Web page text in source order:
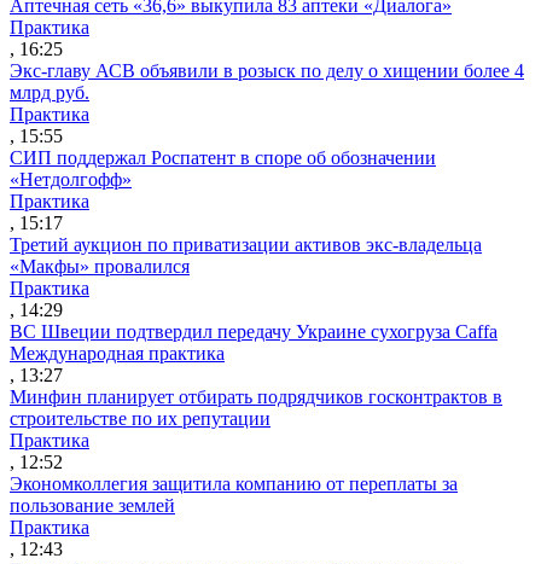
Аптечная сеть «36,6» выкупила 83 аптеки «Диалога»
Практика
, 16:25
Экс-главу АСВ объявили в розыск по делу о хищении более 4
млрд руб.
Практика
, 15:55
СИП поддержал Роспатент в споре об обозначении
«Нетдолгофф»
Практика
, 15:17
Третий аукцион по приватизации активов экс-владельца
«Макфы» провалился
Практика
, 14:29
ВС Швеции подтвердил передачу Украине сухогруза Caffa
Международная практика
, 13:27
Минфин планирует отбирать подрядчиков госконтрактов в
строительстве по их репутации
Практика
, 12:52
Экономколлегия защитила компанию от переплаты за
пользование землей
Практика
, 12:43